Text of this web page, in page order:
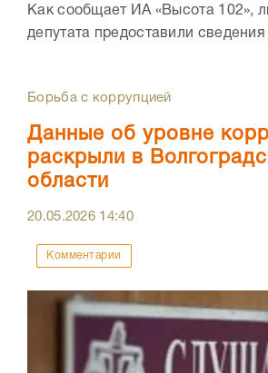
Как сообщает ИА «Высота 102»,
депутата предоставили сведения
Борьба с коррупцией
Данные об уровне
раскрыли в
области
20.05.2026 14:40
Комментарии